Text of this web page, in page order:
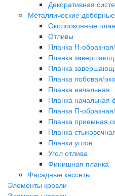
Декоративная
Металлические
Околооконные
Отливы
Планка H-
Планка
Планка
Планка лобовая/
Планка начальная
Планка начальная
Планка П-
Планка приемная
Планка
Планки углов
Угол отлива
Финишная планка
Фасадные кассеты
Элементы кровли